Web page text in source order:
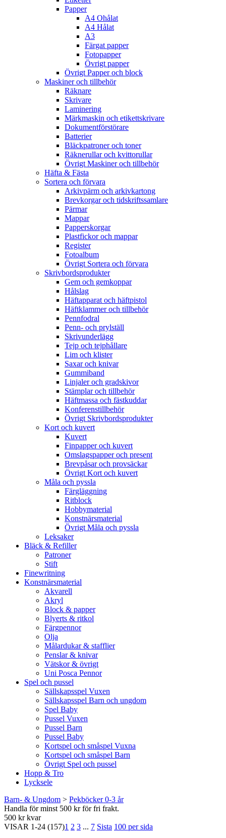
Papper
A4 Ohålat
A4 Hålat
A3
Färgat papper
Fotopapper
Övrigt papper
Övrigt Papper och block
Maskiner och tillbehör
Räknare
Skrivare
Laminering
Märkmaskin och etikettskrivare
Dokumentförstörare
Batterier
Bläckpatroner och toner
Räknerullar och kvittorullar
Övrigt Maskiner och tillbehör
Häfta & Fästa
Sortera och förvara
Arkivpärm och arkivkartong
Brevkorgar och tidskriftssamlare
Pärmar
Mappar
Papperskorgar
Plastfickor och mappar
Register
Fotoalbum
Övrigt Sortera och förvara
Skrivbordsprodukter
Gem och gemkoppar
Hålslag
Häftapparat och häftpistol
Häftklammer och tillbehör
Pennfodral
Penn- och prylställ
Skrivunderlägg
Tejp och tejphållare
Lim och klister
Saxar och knivar
Gummiband
Linjaler och gradskivor
Stämplar och tillbehör
Häftmassa och fästkuddar
Konferenstillbehör
Övrigt Skrivbordsprodukter
Kort och kuvert
Kuvert
Finpapper och kuvert
Omslagspapper och present
Brevpåsar och provsäckar
Övrigt Kort och kuvert
Måla och pyssla
Färgläggning
Ritblock
Hobbymaterial
Konstnärsmaterial
Övrigt Måla och pyssla
Leksaker
Bläck & Refiller
Patroner
Stift
Finewritning
Konstnärsmaterial
Akvarell
Akryl
Block & papper
Blyerts & ritkol
Färgpennor
Olja
Målardukar & stafflier
Penslar & knivar
Vätskor & övrigt
Uni Posca Pennor
Spel och pussel
Sällskapsspel Vuxen
Sällskapsspel Barn och ungdom
Spel Baby
Pussel Vuxen
Pussel Barn
Pussel Baby
Kortspel och småspel Vuxna
Kortspel och småspel Barn
Övrigt Spel och pussel
Hopp & Tro
Lycksele
Barn- & Ungdom > Pekböcker 0-3 år
Handla för minst 500 kr för fri frakt.
500 kr kvar
VISAR 1-24 (157)1 2 3 ... 7 Sista 100 per sida